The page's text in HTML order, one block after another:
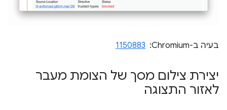
בעיה ב-Chromium: ‏ 1150883
יצירת צילום מסך של הצומת מעבר
לאזור התצוגה